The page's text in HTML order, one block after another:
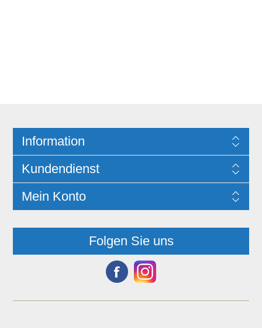
Information
Kundendienst
Mein Konto
Folgen Sie uns